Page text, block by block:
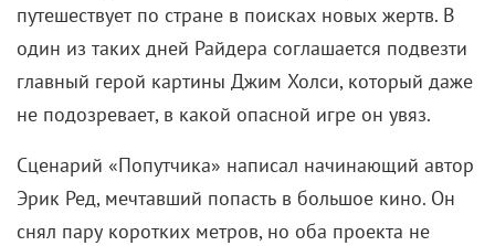
путешествует по стране в поисках новых жертв. В
один из таких дней Райдера соглашается подвезти
главный герой картины Джим Холси, который даже
не подозревает, в какой опасной игре он увяз.
Сценарий «Попутчика» написал начинающий автор
Эрик Ред, мечтавший попасть в большое кино. Он
снял пару коротких метров, но оба проекта не